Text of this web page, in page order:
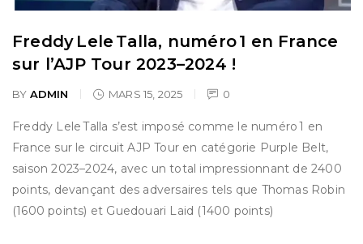
Freddy Lele Talla, numéro 1 en France
sur l’AJP Tour 2023–2024 !
BY ADMIN MARS 15, 2025 0
Freddy Lele Talla s’est imposé comme le numéro 1 en
France sur le circuit AJP Tour en catégorie Purple Belt,
saison 2023–2024, avec un total impressionnant de 2400
points, devançant des adversaires tels que Thomas Robin
(1600 points) et Guedouari Laid (1400 points)